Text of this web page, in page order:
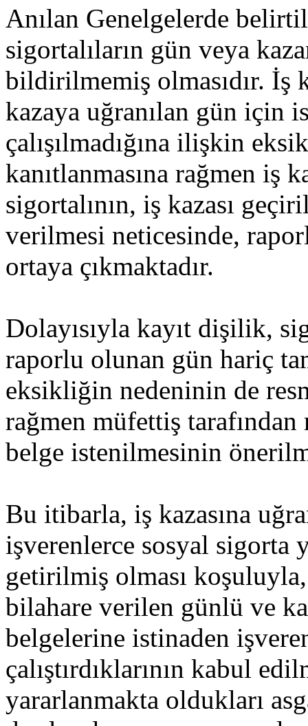
Anılan Genelgelerde
sigortalıların gün veya
bildirilmemiş olmasıdır. İş
kazaya uğranılan gün için
çalışılmadığına ilişkin
kanıtlanmasına rağmen iş
sigortalının, iş kazası
verilmesi neticesinde,
ortaya çıkmaktadır.
Dolayısıyla kayıt dişilik,
raporlu olunan gün hariç
eksikliğin nedeninin de
rağmen müfettiş
belge istenilmesinin
Bu itibarla, iş kazasına
işverenlerce sosyal
getirilmiş olması
bilahare verilen günlü ve
belgelerine istinaden
çalıştırdıklarının kabul
yararlanmakta oldukları